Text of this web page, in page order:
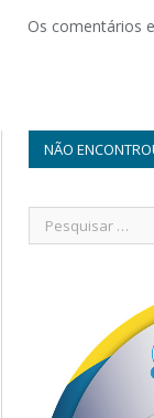
Os comentários
NÃO